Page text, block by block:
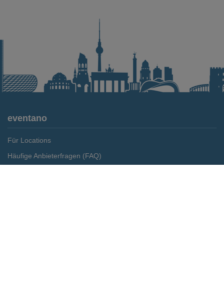
eventano
Für Locations
Häufige Anbieterfragen (FAQ)